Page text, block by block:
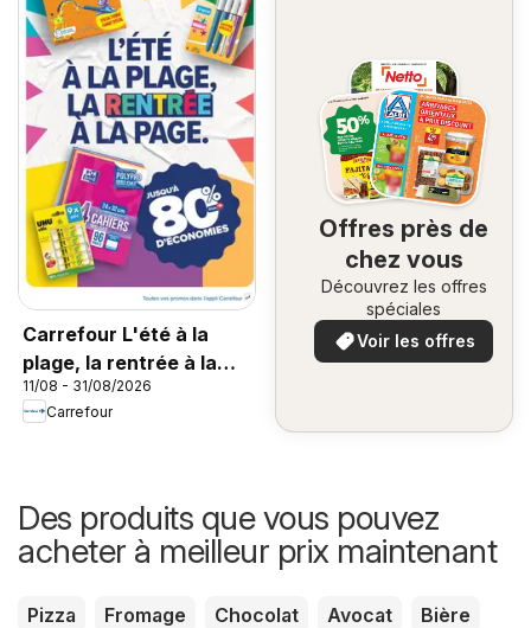
Carrefour L'été à la
plage, la rentrée à la
page
11/08 - 31/08/2026
Carrefour
Offres près de
chez vous
Découvrez les offres
spéciales
Voir les offres
Des produits que vous pouvez
acheter à meilleur prix maintenant
Pizza Fromage Chocolat Avocat
Bière